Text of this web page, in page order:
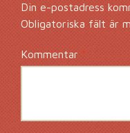
Din e-postadress
Obligatoriska fält är
Kommentar*